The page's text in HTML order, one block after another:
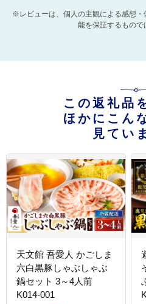
※レビューは、個人の主観による感想
能を保証するもので
この返礼品
ほかにこん
見てい
天文館 吾愛人 かごしま
六白黒豚しゃぶしゃぶ
鍋セット 3～4人前
K014-001